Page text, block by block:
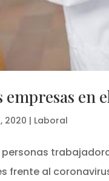
empresas en
2020 | Laboral
frente al